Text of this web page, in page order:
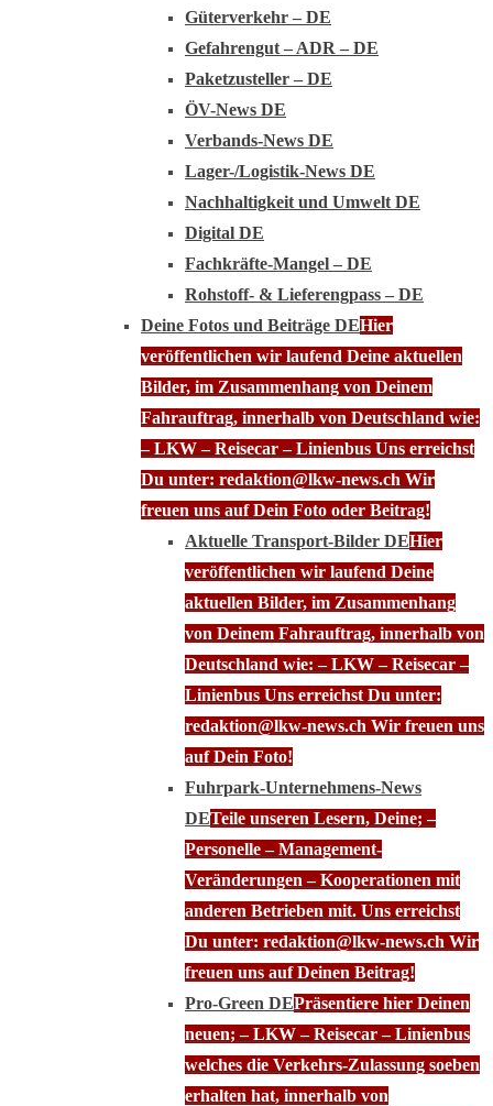
Güterverkehr – DE
Gefahrengut – ADR – DE
Paketzusteller – DE
ÖV-News DE
Verbands-News DE
Lager-/Logistik-News DE
Nachhaltigkeit und Umwelt DE
Digital DE
Fachkräfte-Mangel – DE
Rohstoff- & Lieferengpass – DE
Deine Fotos und Beiträge DEHier
veröffentlichen wir laufend Deine aktuellen
Bilder, im Zusammenhang von Deinem
Fahrauftrag, innerhalb von Deutschland wie:
– LKW – Reisecar – Linienbus Uns erreichst
Du unter: redaktion@lkw-news.ch Wir
freuen uns auf Dein Foto oder Beitrag!
Aktuelle Transport-Bilder DEHier
veröffentlichen wir laufend Deine
aktuellen Bilder, im Zusammenhang
von Deinem Fahrauftrag, innerhalb von
Deutschland wie: – LKW – Reisecar –
Linienbus Uns erreichst Du unter:
redaktion@lkw-news.ch Wir freuen uns
auf Dein Foto!
Fuhrpark-Unternehmens-News
DETeile unseren Lesern, Deine; –
Personelle – Management-
Veränderungen – Kooperationen mit
anderen Betrieben mit. Uns erreichst
Du unter: redaktion@lkw-news.ch Wir
freuen uns auf Deinen Beitrag!
Pro-Green DEPräsentiere hier Deinen
neuen; – LKW – Reisecar – Linienbus
welches die Verkehrs-Zulassung soeben
erhalten hat, innerhalb von